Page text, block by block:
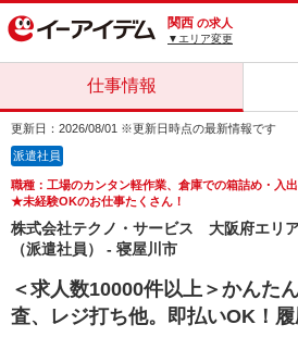
関西 の求人
▼エリア変更
仕事情報
更新日：2026/08/01 ※更新日時点の最新情報です
派遣社員
職種：工場のカンタン軽作業、倉庫での箱詰め・入
★未経験OKのお仕事たくさん！
株式会社テクノ・サービス 大阪府エリ
（派遣社員） - 寝屋川市
＜求人数10000件以上＞かんた
査、レジ打ち他。即払いOK！